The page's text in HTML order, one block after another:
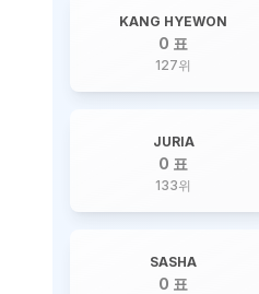
KANG HYEWON
0 표
127위
JURIA
0 표
133위
SASHA
0 표